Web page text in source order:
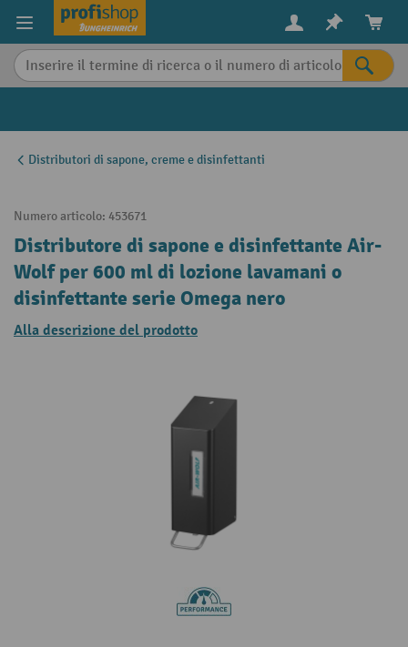
content
Distributori di sapone, creme e disinfettanti
Numero articolo: 453671
Distributore di sapone e disinfettante Air-
Wolf per 600 ml di lozione lavamani o
disinfettante serie Omega nero
Alla descrizione del prodotto